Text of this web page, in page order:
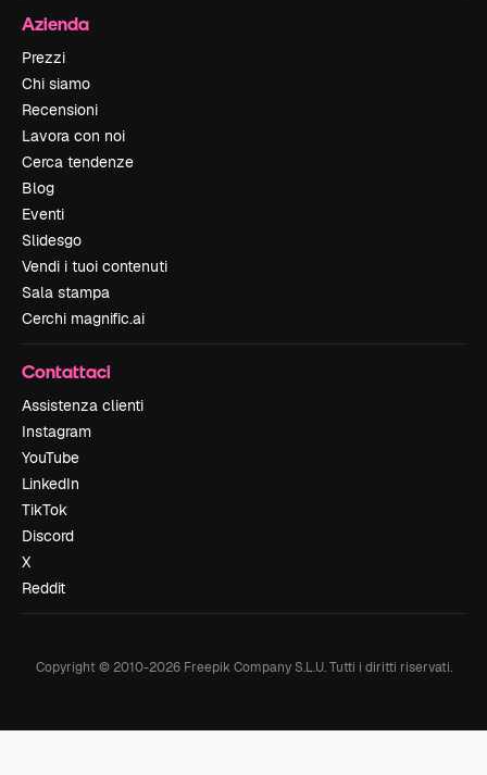
Azienda
Prezzi
Chi siamo
Recensioni
Lavora con noi
Cerca tendenze
Blog
Eventi
Slidesgo
Vendi i tuoi contenuti
Sala stampa
Cerchi magnific.ai
Contattaci
Assistenza clienti
Instagram
YouTube
LinkedIn
TikTok
Discord
X
Reddit
Copyright © 2010-2026Freepik Company S.L.U. Tutti i diritti riservati.